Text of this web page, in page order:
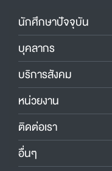
นักศึกษาปัจจุบัน
บุคลากร
บริการสังคม
หน่วยงาน
ติดต่อเรา
อื่นๆ